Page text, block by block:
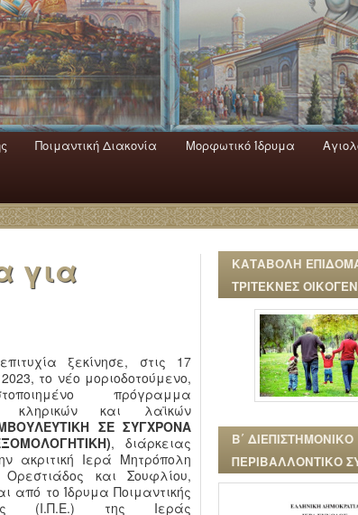
Ποιμαντική Διακονία Μορφωτικό Ίδρυμα
για
ξεκίνησε, στις 17
το νέο μοριοδοτούμενο,
πρόγραμμα
κληρικών και λαϊκών
ΣΕ ΣΥΓΧΡΟΝΑ
, διάρκειας
ακριτική Ιερά Μητρόπολη
Ορεστιάδος και Σουφλίου,
από το Ίδρυμα Ποιμαντικής
(Ι.Π.Ε.) της Ιεράς
ΚΑΤΑΒΟΛΗ
ΤΡΙΤΕΚΝΕΣ
Β΄ ΔΙΕΠΙΣΤΗΜΟΝΙΚΟ
ΠΕΡΙΒΑΛΛΟΝΤΙΚΟ